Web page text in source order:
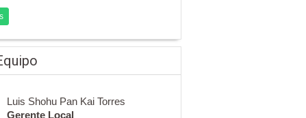
Luis Shohu Pan Kai Torres
Gerente Local